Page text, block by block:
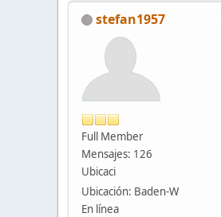
stefan1957
Full Member
Mensajes: 126
Ubicaci
Ubicación: Baden-W
En línea